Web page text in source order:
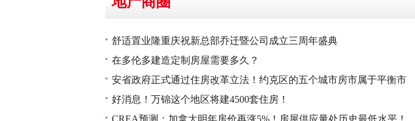
舒适置业隆重庆祝新总部乔迁暨公司成立三周年盛典
在多伦多建造定制房屋需要多久？
安省政府正式通过住房改革立法！约克区的五个城市房市属于平衡市
好消息！万锦这个地区将建4500套住房！
CREA预测：加拿大明年房价再涨5%！房屋供应量处历史最低水平！